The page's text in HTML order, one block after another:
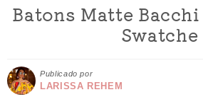
Batons Matte Bacchi
Swatche
Publicado por
LARISSA REHEM